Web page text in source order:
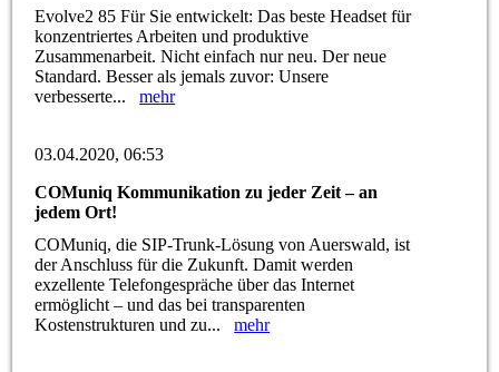
Evolve2 85 Für Sie entwickelt: Das beste Headset für
konzentriertes Arbeiten und produktive
Zusammenarbeit. Nicht einfach nur neu. Der neue
Standard. Besser als jemals zuvor: Unsere
verbesserte...mehr
03.04.2020, 06:53
COMuniq Kommunikation zu jeder Zeit – an
jedem Ort!
COMuniq, die SIP-Trunk-Lösung von Auerswald, ist
der Anschluss für die Zukunft. Damit werden
exzellente Telefongespräche über das Internet
ermöglicht – und das bei transparenten
Kostenstrukturen und zu...mehr